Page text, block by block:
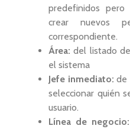
predefinidos pero
crear nuevos
correspondiente.
Área:del listado
el sistema
Jefe inmediato: de
seleccionar quién
usuario.
Línea de negocio: